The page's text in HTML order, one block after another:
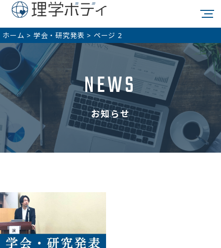
ホーム > 学会・研究発表 > ページ 2
NEWS
お知らせ